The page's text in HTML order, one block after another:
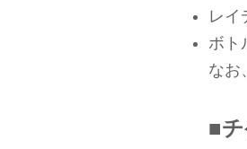
レイ
ボト
なお
■